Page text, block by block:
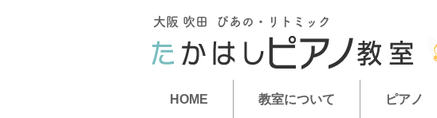
​たかはしピアノ教室
大阪 吹田 ぴあの・リトミック
HOME 教室について ピアノ